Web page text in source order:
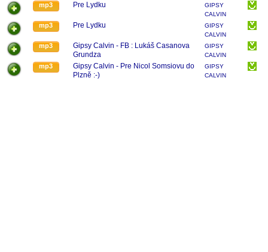
mp3 Pre Lydku
GIPSY
CALVIN
mp3 Pre Lydku
GIPSY
CALVIN
mp3
Gipsy Calvin - FB : Lukáš Casanova
Grundza
GIPSY
CALVIN
mp3
Gipsy Calvin - Pre Nicol Somsiovu do
Plzně :-)
GIPSY
CALVIN